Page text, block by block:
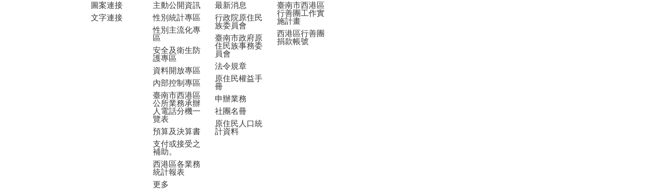
圖案連接
文字連接
主動公開資訊
性別統計專區
性別主流化專
區
安全及衛生防
護專區
資料開放專區
內部控制專區
臺南市西港區
公所業務承辦
人電話分機一
覽表
預算及決算書
支付或接受之
補助。
西港區各業務
統計報表
更多
最新消息
行政院原住民
族委員會
臺南市政府原
住民族事務委
員會
法令規章
原住民權益手
冊
申辦業務
社團名冊
原住民人口統
計資料
臺南市西港區
行善團工作實
施計畫
西港區行善團
捐款帳號